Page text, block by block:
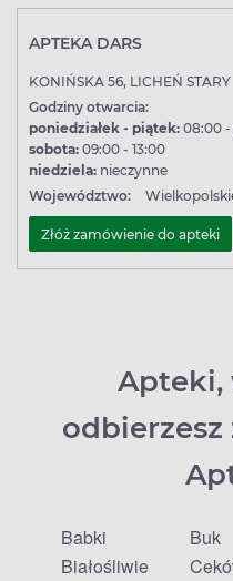
APTEKA DARS
KONIŃSKA 56, LICHEŃ STARY
Godziny otwarcia:
poniedziałek - piątek: 08:00 -
sobota: 09:00 - 13:00
niedziela: nieczynne
Województwo:
Złóż zamówienie do apteki
Apteki,
Babki
Białośliwie
Buk